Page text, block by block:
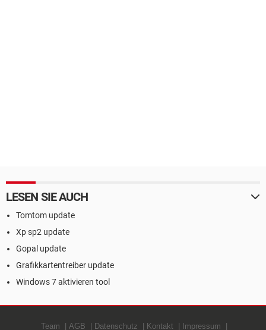
LESEN SIE AUCH
Tomtom update
Xp sp2 update
Gopal update
Grafikkartentreiber update
Windows 7 aktivieren tool
Team AGB Datenschutz Kontakt Impressum